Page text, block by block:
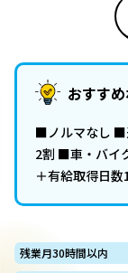
おすす
■ノルマなし ■
2割 ■車・バイ
＋有給取得日
残業月30時間以内